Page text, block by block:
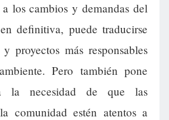
los cambios y demandas del
definitiva, puede traducirse
proyectos más responsables
Pero también pone
la necesidad de que las
comunidad estén atentos a